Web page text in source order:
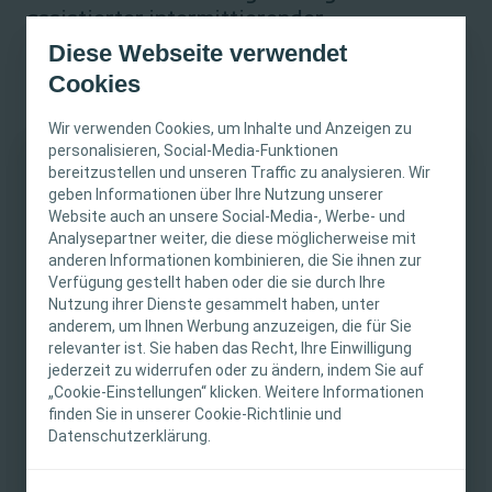
Diese Webseite verwendet
Cookies
Wir verwenden Cookies, um Inhalte und Anzeigen zu
personalisieren, Social-Media-Funktionen
bereitzustellen und unseren Traffic zu analysieren. Wir
geben Informationen über Ihre Nutzung unserer
Website auch an unsere Social-Media-, Werbe- und
Analysepartner weiter, die diese möglicherweise mit
anderen Informationen kombinieren, die Sie ihnen zur
Verfügung gestellt haben oder die sie durch Ihre
Nutzung ihrer Dienste gesammelt haben, unter
anderem, um Ihnen Werbung anzuzeigen, die für Sie
relevanter ist. Sie haben das Recht, Ihre Einwilligung
jederzeit zu widerrufen oder zu ändern, indem Sie auf
„Cookie-Einstellungen“ klicken. Weitere Informationen
finden Sie in unserer Cookie-Richtlinie und
Datenschutzerklärung.
WICHTIGER HINWEIS
Diese Website richtet sich nur an medizinische
Fachpersonen. Der Inhalt der Website ist für
fachliche Informations- und Fortbildungszwecke
bestimmt. Coloplast bietet keinen individuellen
medizinischen Rat. Die Verantwortung für die
individuelle Patientenversorgung liegt bei den
medizinischen Fachpersonen. Detaillierte
Produktinformationen zu den vorgestellten
Produkten, einschliesslich Anwendungshinweise,
assistierter intermittierender
Katheterisierung
Es wurden viele klinische Studien durchgeführt zum Vergleich
der Selbstkatheterisierung mit der Katheterisierung durch
andere Personen. In den meisten Studien wurde festgestellt,
dass das Risiko für Harnwegsinfektionen in der Gruppe von
Patient:innen mit Selbstkatheterisierung signifikant reduziert
war.2,13,14
Tipps für Ihre Patient:innen zur Hygiene vor
und während der Katheterisierung:
Desinfizieren der Hände oder gründliches Waschen mit
Wasser und Seife vor der Katheterisierung.4,9-11
Reinigen des Genital- und Peritonealbereichs vor der
Katheterisierung.
Nach Möglichkeit Anwenden der berührungsfreien
Technik bei der Katheterisierung.